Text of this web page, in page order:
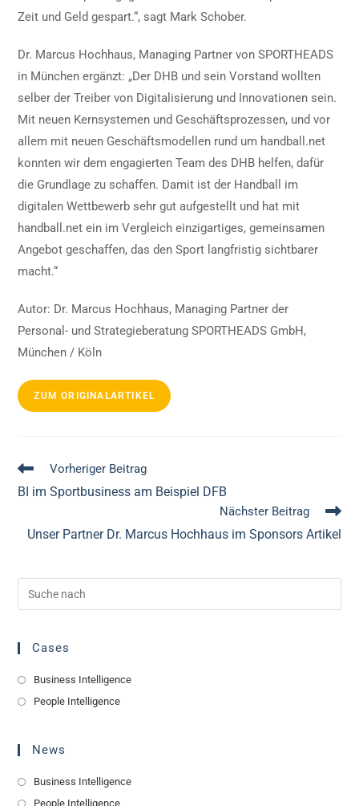
Zeit und Geld gespart.“, sagt Mark Schober.
Dr. Marcus Hochhaus, Managing Partner von SPORTHEADS
in München ergänzt: „Der DHB und sein Vorstand wollten
selber der Treiber von Digitalisierung und Innovationen sein.
Mit neuen Kernsystemen und Geschäftsprozessen, und vor
allem mit neuen Geschäftsmodellen rund um handball.net
konnten wir dem engagierten Team des DHB helfen, dafür
die Grundlage zu schaffen. Damit ist der Handball im
digitalen Wettbewerb sehr gut aufgestellt und hat mit
handball.net ein im Vergleich einzigartiges, gemeinsamen
Angebot geschaffen, das den Sport langfristig sichtbarer
macht.“
Autor: Dr. Marcus Hochhaus, Managing Partner der
Personal- und Strategieberatung SPORTHEADS GmbH,
München / Köln
ZUM ORIGINALARTIKEL
Weitere
ansehen
Vorheriger Beitrag
BI im Sportbusiness am Beispiel DFB
Nächster Beitrag
Unser Partner Dr. Marcus Hochhaus im Sponsors Artikel
Cases
Business Intelligence
People Intelligence
News
Business Intelligence
People Intelligence